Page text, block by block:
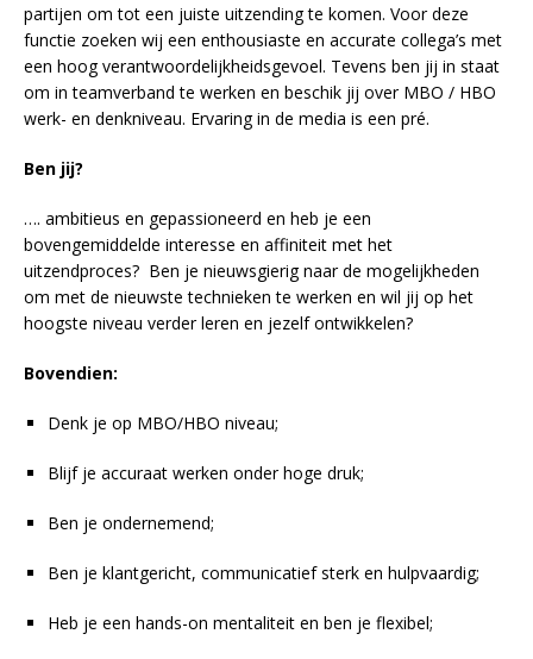
partijen om tot een juiste uitzending te komen. Voor deze
functie zoeken wij een enthousiaste en accurate collega’s met
een hoog verantwoordelijkheidsgevoel. Tevens ben jij in staat
om in teamverband te werken en beschik jij over MBO / HBO
werk- en denkniveau. Ervaring in de media is een pré.
Ben jij?
…. ambitieus en gepassioneerd en heb je een
bovengemiddelde interesse en affiniteit met het
uitzendproces? Ben je nieuwsgierig naar de mogelijkheden
om met de nieuwste technieken te werken en wil jij op het
hoogste niveau verder leren en jezelf ontwikkelen?
Bovendien:
Denk je op MBO/HBO niveau;
Blijf je accuraat werken onder hoge druk;
Ben je ondernemend;
Ben je klantgericht, communicatief sterk en hulpvaardig;
Heb je een hands-on mentaliteit en ben je flexibel;